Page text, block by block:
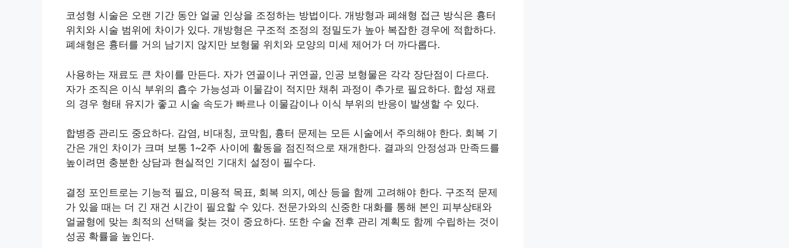
코성형 시술은 오랜 기간 동안 얼굴 인상을 조정하는 방법이다. 개방형과 폐쇄형 접근 방식은 흉터
위치와 시술 범위에 차이가 있다. 개방형은 구조적 조정의 정밀도가 높아 복잡한 경우에 적합하다.
폐쇄형은 흉터를 거의 남기지 않지만 보형물 위치와 모양의 미세 제어가 더 까다롭다.
사용하는 재료도 큰 차이를 만든다. 자가 연골이나 귀연골, 인공 보형물은 각각 장단점이 다르다.
자가 조직은 이식 부위의 흡수 가능성과 이물감이 적지만 채취 과정이 추가로 필요하다. 합성 재료
의 경우 형태 유지가 좋고 시술 속도가 빠르나 이물감이나 이식 부위의 반응이 발생할 수 있다.
합병증 관리도 중요하다. 감염, 비대칭, 코막힘, 흉터 문제는 모든 시술에서 주의해야 한다. 회복 기
간은 개인 차이가 크며 보통 1~2주 사이에 활동을 점진적으로 재개한다. 결과의 안정성과 만족드를
높이려면 충분한 상담과 현실적인 기대치 설정이 필수다.
결정 포인트로는 기능적 필요, 미용적 목표, 회복 의지, 예산 등을 함께 고려해야 한다. 구조적 문제
가 있을 때는 더 긴 재건 시간이 필요할 수 있다. 전문가와의 신중한 대화를 통해 본인 피부상태와
얼굴형에 맞는 최적의 선택을 찾는 것이 중요하다. 또한 수술 전후 관리 계획도 함께 수립하는 것이
성공 확률을 높인다.